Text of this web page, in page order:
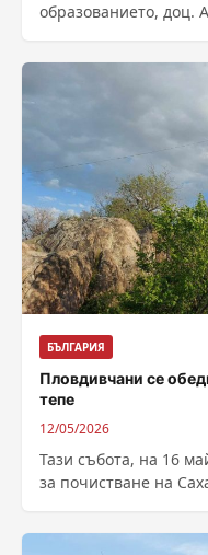
образованието, доц.
проф. Георги Вълчев
БЪЛГАРИЯ
Пловдивчани се
тепе
12/05/2026
Тази събота, на 16
за почистване на